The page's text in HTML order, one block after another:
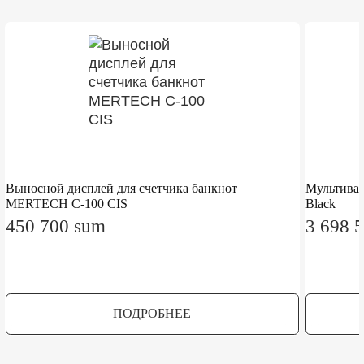
Выносной дисплей для счетчика банкнот
MERTECH C-100 CIS
450 700 sum
ПОДРОБНЕЕ
Black
3 698
Наш эксперт свяжется с вами в ближайшее время,
чтобы уточнить детали и предложить оптимальное
Давайте настроим систему
вместе
Заполните форму — наш эксперт свяжется с
вами, чтобы предложить оптимальное решение
name